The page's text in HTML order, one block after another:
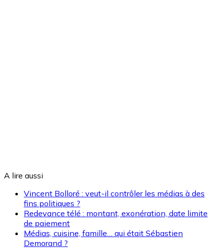
A lire aussi
Vincent Bolloré : veut-il contrôler les médias à des
fins politiques ?
Redevance télé : montant, exonération, date limite
de paiement
Médias, cuisine, famille… qui était Sébastien
Demorand ?